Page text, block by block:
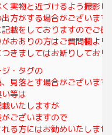
実物と近づけるよう撮影し
方がする場合がございます
載をしておりますのでご確
おありの方はご質問欄より
きましてはお断りしており
・タグの
見落とす場合がございます
等は
いたしますが
ございますので
る方にはお勧めいたしませ